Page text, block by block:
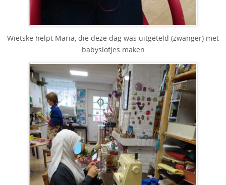
Wietske helpt Maria, die deze dag was uitgeteld (zwanger) met
babyslofjes maken